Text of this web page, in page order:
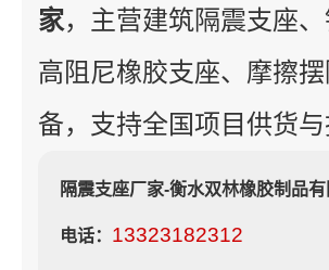
家，主营建筑隔震支座
高阻尼橡胶支座、摩擦
备，支持全国项目供货与
隔震支座厂家-衡水双林橡胶制品有
电话： 13323182312